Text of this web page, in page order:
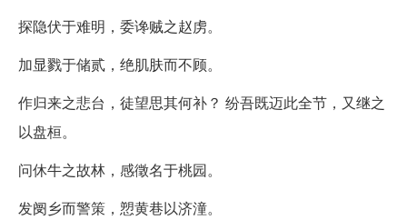
探隐伏于难明，委谗贼之赵虏。
加显戮于储贰，绝肌肤而不顾。
作归来之悲台，徒望思其何补？ 纷吾既迈此全节，又继之
以盘桓。
问休牛之故林，感徵名于桃园。
发阌乡而警策，愬黄巷以济潼。